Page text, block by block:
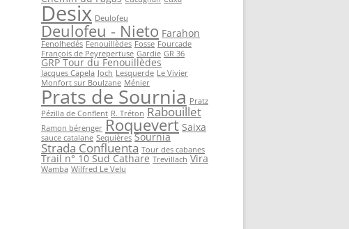
Desix Deulofeu
Deulofeu - Nieto Farahon
Fenolhedés Fenouillèdes Fosse Fourcade
François de Peyrepertuse Gardie GR 36
GRP Tour du Fenouillèdes
Jacques Capela Joch Lesquerde Le Vivier
Monfort sur Boulzane Ménier
Prats de Sournia Pratz
Pézilla de Conflent R. Tréton Rabouillet
Ramon bérenger Roquevert Saixa
sauce catalane Sequières Sournia
Strada Confluenta Tour des cabanes
Trail n° 10 Sud Cathare Trevillach Vira
Wamba Wilfred Le Velu